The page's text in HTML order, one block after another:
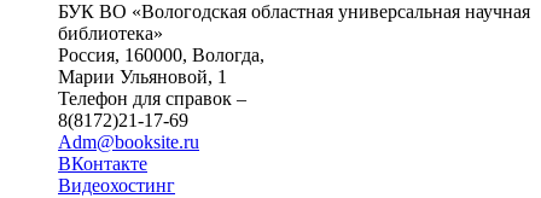
БУК ВО «Вологодская областная универсальная научная
библиотека»
Россия, 160000, Вологда,
Марии Ульяновой, 1
Телефон для справок –
8(8172)21-17-69
Adm@booksite.ru
ВКонтакте
Видеохостинг